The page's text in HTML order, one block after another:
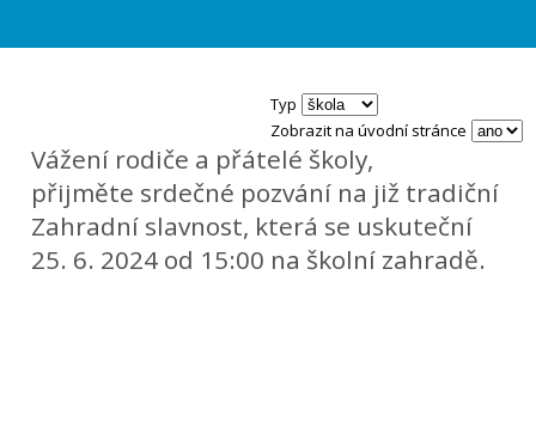
Typ
Zobrazit na úvodní stránce
Vážení rodiče a přátelé školy,
přijměte srdečné pozvání na již tradiční
Zahradní slavnost, která se uskuteční
25. 6. 2024 od 15:00 na školní zahradě.